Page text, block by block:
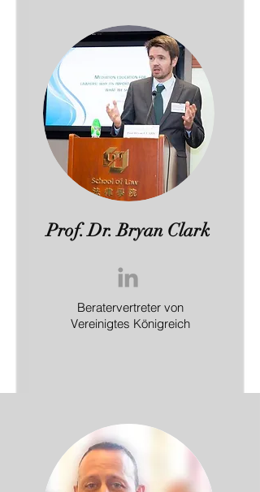
Prof. Dr. Bryan Clark
Beratervertreter von
Vereinigtes Königreich